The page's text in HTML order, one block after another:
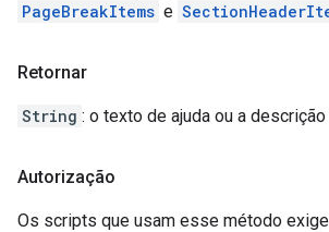
PageBreakItems e
Retornar
String : o texto de ajuda ou a
Autorização
Os scripts que usam esse método